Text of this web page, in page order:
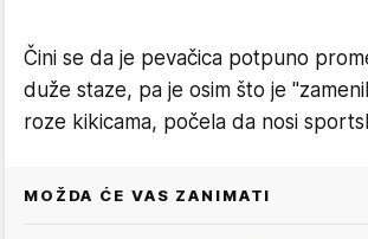
Čini se da je pevačica potpuno
duže staze, pa je osim što je
roze kikicama, počela da nosi
MOŽDA ĆE VAS ZANIMATI